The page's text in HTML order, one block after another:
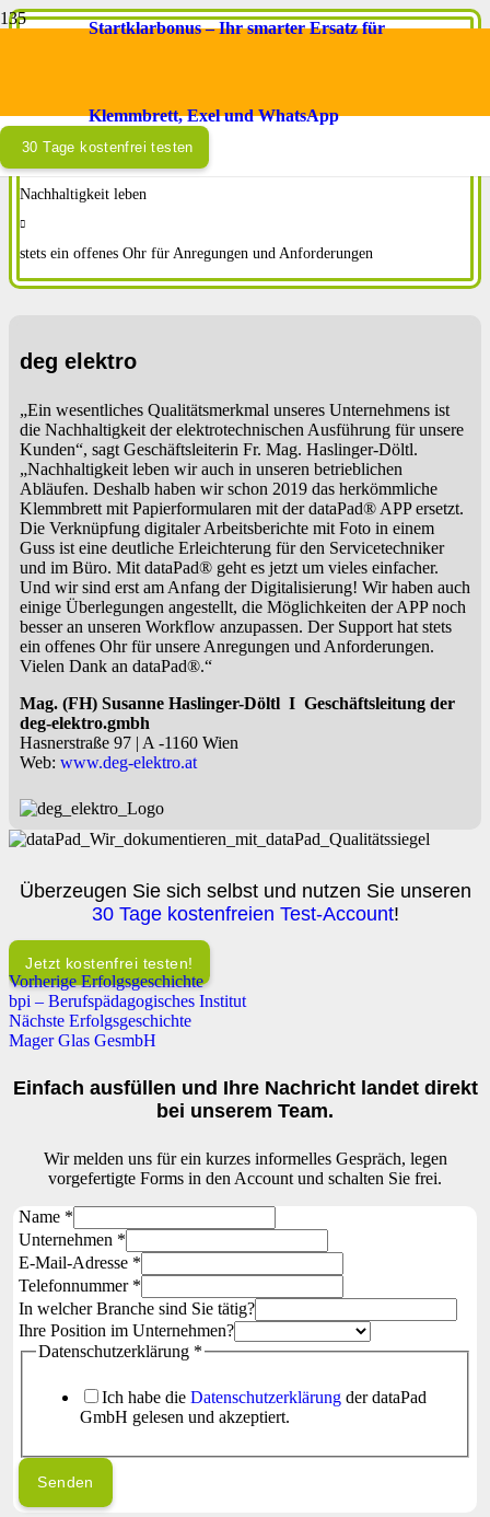
Startklarbonus – Ihr smarter Ersatz für
Klemmbrett, Exel und WhatsApp
30 Tage kostenfrei testen
deutliche Erleichterung für Techniker und Büro
Nachhaltigkeit leben
stets ein offenes Ohr für Anregungen und Anforderungen
deg elektro
„Ein wesentliches Qualitätsmerkmal unseres Unternehmens ist
die Nachhaltigkeit der elektrotechnischen Ausführung für unsere
Kunden“, sagt Geschäftsleiterin Fr. Mag. Haslinger-Döltl.
„Nachhaltigkeit leben wir auch in unseren betrieblichen
Abläufen. Deshalb haben wir schon 2019 das herkömmliche
Klemmbrett mit Papierformularen mit der dataPad® APP ersetzt.
Die Verknüpfung digitaler Arbeitsberichte mit Foto in einem
Guss ist eine deutliche Erleichterung für den Servicetechniker
und im Büro. Mit dataPad® geht es jetzt um vieles einfacher.
Und wir sind erst am Anfang der Digitalisierung! Wir haben auch
einige Überlegungen angestellt, die Möglichkeiten der APP noch
besser an unseren Workflow anzupassen. Der Support hat stets
ein offenes Ohr für unsere Anregungen und Anforderungen.
Vielen Dank an dataPad®.“
Mag. (FH) Susanne Haslinger-Döltl I Geschäftsleitung der
deg-elektro.gmbh
Hasnerstraße 97 | A -1160 Wien
Web: www.deg-elektro.at
Überzeugen Sie sich selbst und nutzen Sie unseren
30 Tage kostenfreien Test-Account!
Jetzt kostenfrei testen!
Vorherige Erfolgsgeschichte
bpi – Berufspädagogisches Institut
Nächste Erfolgsgeschichte
Mager Glas GesmbH
Einfach ausfüllen und Ihre Nachricht landet direkt
bei unserem Team.
Wir melden uns für ein kurzes informelles Gespräch, legen
vorgefertigte Forms in den Account und schalten Sie frei.
Name *
Unternehmen *
E-Mail-Adresse *
Telefonnummer *
In welcher Branche sind Sie tätig?
Ihre Position im Unternehmen?
Datenschutzerklärung *
Ich habe die Datenschutzerklärungder dataPad
GmbH gelesen und akzeptiert.
Senden